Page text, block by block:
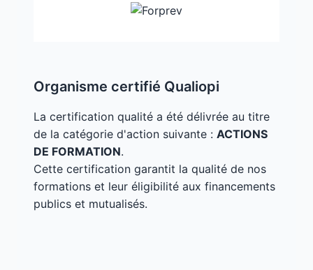
Organisme certifié Qualiopi
La certification qualité a été délivrée au titre
de la catégorie d'action suivante : ACTIONS
DE FORMATION.
Cette certification garantit la qualité de nos
formations et leur éligibilité aux financements
publics et mutualisés.